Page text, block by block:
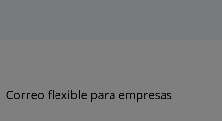
Correo flexible para empresas